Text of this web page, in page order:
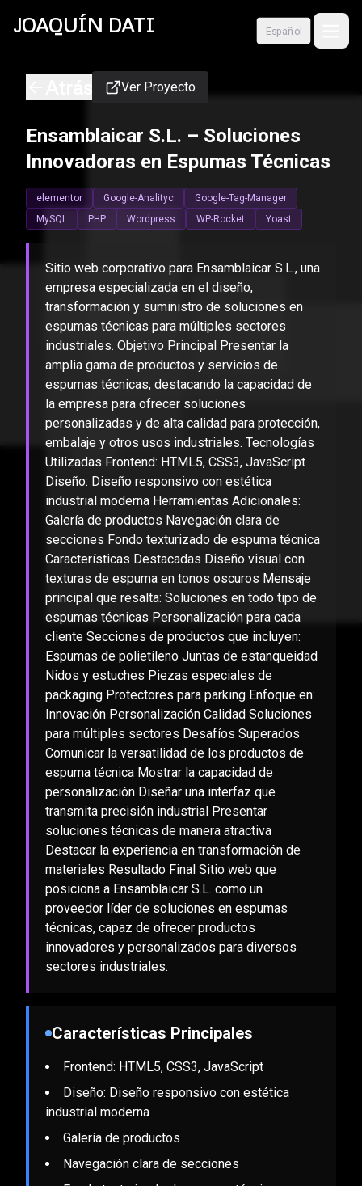
JOAQUÍN DATI Español
Ver Proyecto
Ensamblaicar S.L. – Soluciones
Innovadoras en Espumas Técnicas
elementor Google-Analityc
Google-Tag-Manager
MySQL
PHP Wordpress WP-Rocket Yoast
Sitio web corporativo para Ensamblaicar S.L., una
empresa especializada en el diseño,
transformación y suministro de soluciones en
espumas técnicas para múltiples sectores
industriales. Objetivo Principal Presentar la
amplia gama de productos y servicios de
espumas técnicas, destacando la capacidad de
la empresa para ofrecer soluciones
personalizadas y de alta calidad para protección,
embalaje y otros usos industriales. Tecnologías
Utilizadas Frontend: HTML5, CSS3, JavaScript
Diseño: Diseño responsivo con estética
industrial moderna Herramientas Adicionales:
Galería de productos Navegación clara de
secciones Fondo texturizado de espuma técnica
Características Destacadas Diseño visual con
texturas de espuma en tonos oscuros Mensaje
principal que resalta: Soluciones en todo tipo de
espumas técnicas Personalización para cada
cliente Secciones de productos que incluyen:
Espumas de polietileno Juntas de estanqueidad
Nidos y estuches Piezas especiales de
packaging Protectores para parking Enfoque en:
Innovación Personalización Calidad Soluciones
para múltiples sectores Desafíos Superados
Comunicar la versatilidad de los productos de
espuma técnica Mostrar la capacidad de
personalización Diseñar una interfaz que
transmita precisión industrial Presentar
soluciones técnicas de manera atractiva
Destacar la experiencia en transformación de
materiales Resultado Final Sitio web que
posiciona a Ensamblaicar S.L. como un
proveedor líder de soluciones en espumas
técnicas, capaz de ofrecer productos
innovadores y personalizados para diversos
sectores industriales.
Características Principales
Frontend: HTML5, CSS3, JavaScript
Diseño: Diseño responsivo con estética
industrial moderna
Galería de productos
Navegación clara de secciones